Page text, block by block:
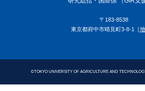
〒183-8538
東京都府中市晴見町3-8-1［
©TOKYO UNIVERSITY OF AGRICULTURE AND